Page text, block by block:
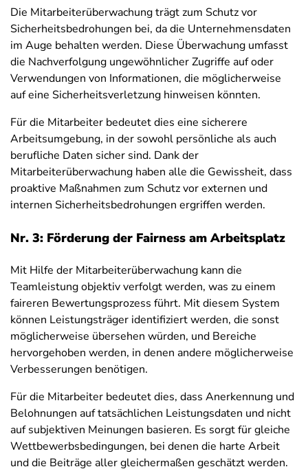
Die Mitarbeiterüberwachung trägt zum Schutz vor
Sicherheitsbedrohungen bei, da die Unternehmensdaten
im Auge behalten werden. Diese Überwachung umfasst
die Nachverfolgung ungewöhnlicher Zugriffe auf oder
Verwendungen von Informationen, die möglicherweise
auf eine Sicherheitsverletzung hinweisen könnten.
Für die Mitarbeiter bedeutet dies eine sicherere
Arbeitsumgebung, in der sowohl persönliche als auch
berufliche Daten sicher sind. Dank der
Mitarbeiterüberwachung haben alle die Gewissheit, dass
proaktive Maßnahmen zum Schutz vor externen und
internen Sicherheitsbedrohungen ergriffen werden.
Nr. 3: Förderung der Fairness am Arbeitsplatz
Mit Hilfe der Mitarbeiterüberwachung kann die
Teamleistung objektiv verfolgt werden, was zu einem
faireren Bewertungsprozess führt. Mit diesem System
können Leistungsträger identifiziert werden, die sonst
möglicherweise übersehen würden, und Bereiche
hervorgehoben werden, in denen andere möglicherweise
Verbesserungen benötigen.
Für die Mitarbeiter bedeutet dies, dass Anerkennung und
Belohnungen auf tatsächlichen Leistungsdaten und nicht
auf subjektiven Meinungen basieren. Es sorgt für gleiche
Wettbewerbsbedingungen, bei denen die harte Arbeit
und die Beiträge aller gleichermaßen geschätzt werden.